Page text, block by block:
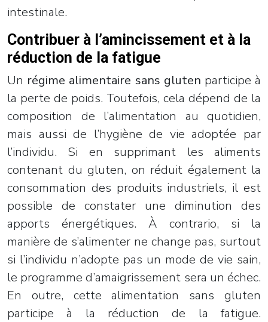
intestinale.
Contribuer à l’amincissement et à la
réduction de la fatigue
Un régime alimentaire sans gluten participe à
la perte de poids. Toutefois, cela dépend de la
composition de l’alimentation au quotidien,
mais aussi de l’hygiène de vie adoptée par
l’individu. Si en supprimant les aliments
contenant du gluten, on réduit également la
consommation des produits industriels, il est
possible de constater une diminution des
apports énergétiques. À contrario, si la
manière de s’alimenter ne change pas, surtout
si l’individu n’adopte pas un mode de vie sain,
le programme d’amaigrissement sera un échec.
En outre, cette alimentation sans gluten
participe à la réduction de la fatigue.